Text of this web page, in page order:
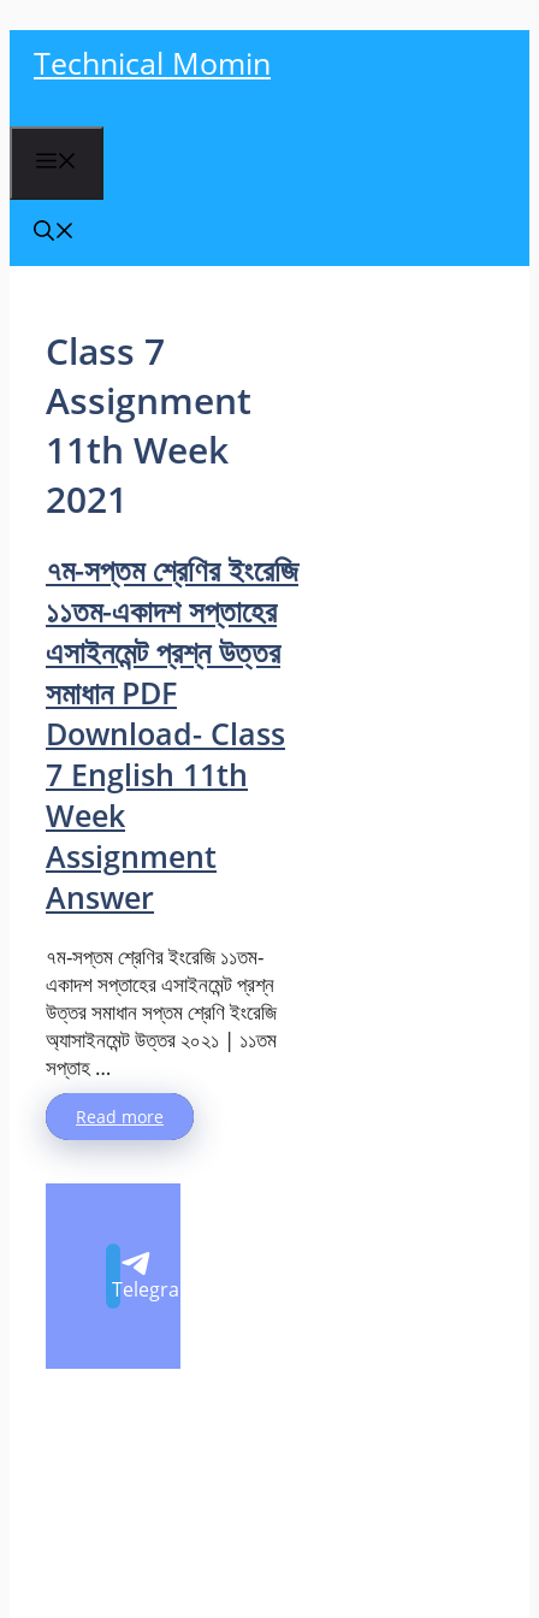
Technical Momin
Class 7
Assignment
11th Week
2021
৭ম-সপ্তম শ্রেণির ইংরেজি
১১তম-একাদশ সপ্তাহের
এসাইনমেন্ট প্রশ্ন উত্তর
সমাধান PDF
Download- Class
7 English 11th
Week
Assignment
Answer
৭ম-সপ্তম শ্রেণির ইংরেজি ১১তম-
একাদশ সপ্তাহের এসাইনমেন্ট প্রশ্ন
উত্তর সমাধান সপ্তম শ্রেণি ইংরেজি
অ্যাসাইনমেন্ট উত্তর ২০২১ | ১১তম
সপ্তাহ …
Read more
Telegram